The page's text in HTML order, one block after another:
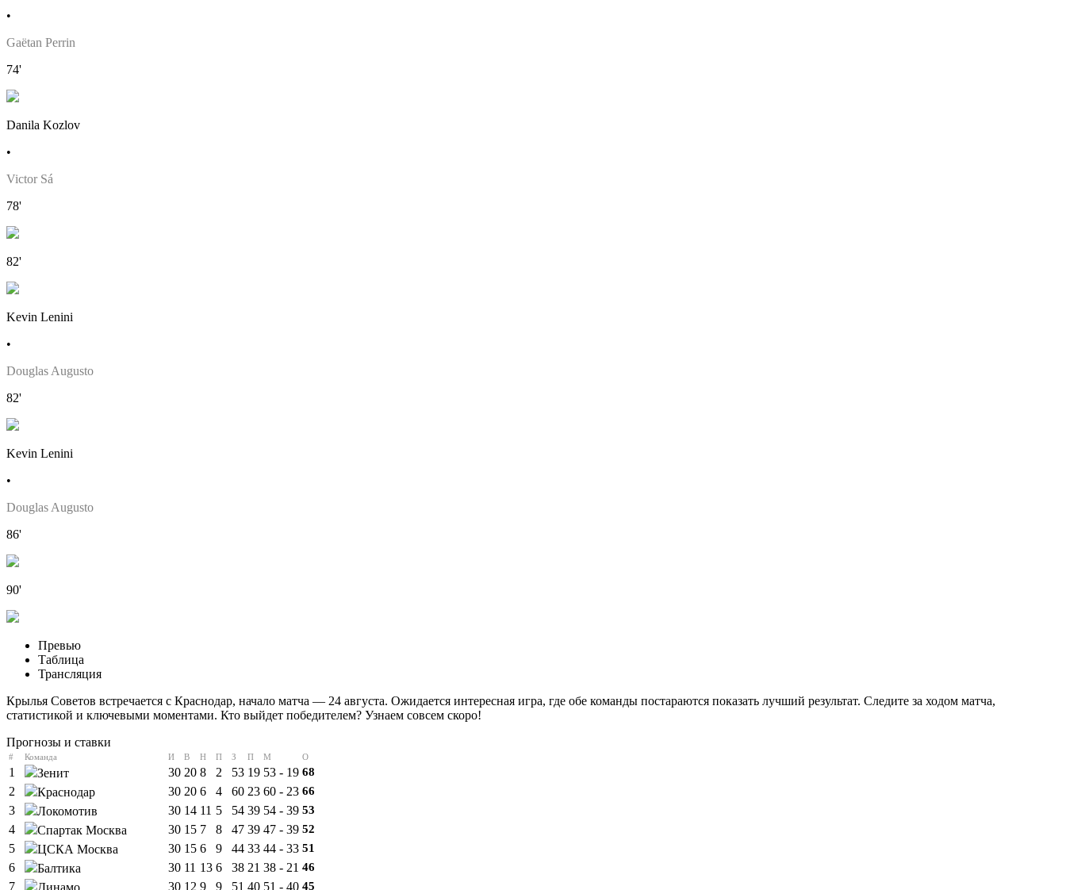
•
Gaëtan Perrin
74'
Danila Kozlov
•
Victor Sá
78'
82'
Kevin Lenini
•
Douglas Augusto
82'
Kevin Lenini
•
Douglas Augusto
86'
90'
Превью
Таблица
Трансляция
Крылья Советов встречается с Краснодар, начало матча — 24 августа. Ожидается интересная игра, где обе команды постараются показать лучший результат. Следите за ходом матча,
статистикой и ключевыми моментами. Кто выйдет победителем? Узнаем совсем скоро!
Прогнозы и ставки
# Команда И В Н П З П М О
1 Зенит 30 20 8 2 53 19 53 - 19 68
2 Краснодар 30 20 6 4 60 23 60 - 23 66
3 Локомотив 30 14 11 5 54 39 54 - 39 53
4 Спартак Москва 30 15 7 8 47 39 47 - 39 52
5 ЦСКА Москва 30 15 6 9 44 33 44 - 33 51
6 Балтика 30 11 13 6 38 21 38 - 21 46
7 Динамо 30 12 9 9 51 40 51 - 40 45